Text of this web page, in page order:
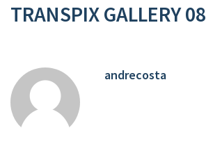
TRANSPIX GALLERY 08
andrecosta